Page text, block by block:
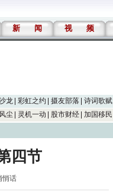
新 闻 视 频
龙 彩虹之约 摄友部落 诗词歌赋
尘 灵机一动 股市财经 加国移民
四节
悄话